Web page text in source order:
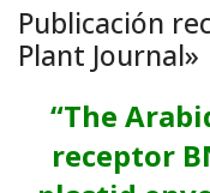
Publicación
Plant Journal»
“The
receptor